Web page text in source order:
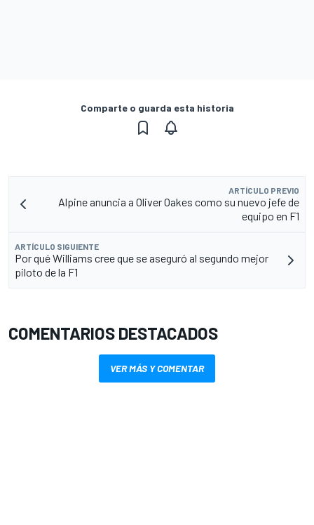
Comparte o guarda esta historia
ARTÍCULO PREVIO
Alpine anuncia a Oliver Oakes como su nuevo jefe de
equipo en F1
ARTÍCULO SIGUIENTE
Por qué Williams cree que se aseguró al segundo mejor
piloto de la F1
COMENTARIOS DESTACADOS
VER MÁS Y COMENTAR